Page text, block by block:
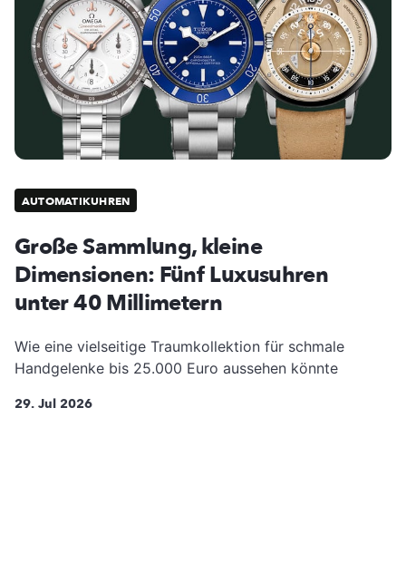
AUTOMATIKUHREN
Große Sammlung, kleine
Dimensionen: Fünf Luxusuhren
unter 40 Millimetern
Wie eine vielseitige Traumkollektion für schmale
Handgelenke bis 25.000 Euro aussehen könnte
29. Jul 2026